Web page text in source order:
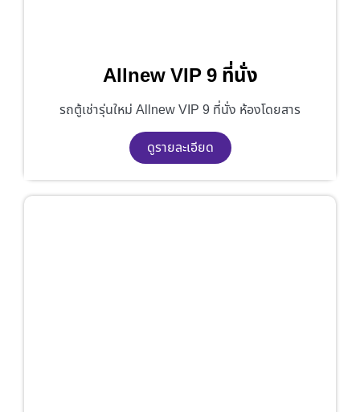
Allnew VIP 9 ที่นั่ง
รถตู้เช่ารุ่นใหม่ Allnew VIP 9 ที่นั่ง ห้องโดยสาร
ดูรายละเอียด